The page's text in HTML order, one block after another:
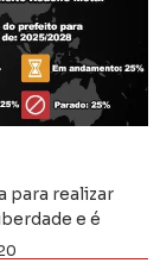
para realizar
e é